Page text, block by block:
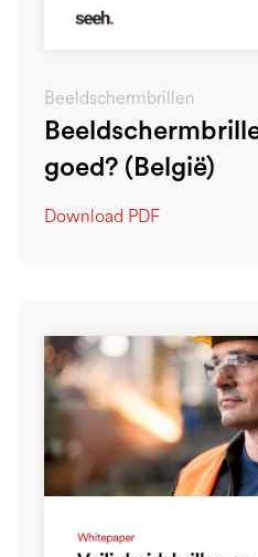
Beeldschermbrillen
goed? (België)
Download PDF